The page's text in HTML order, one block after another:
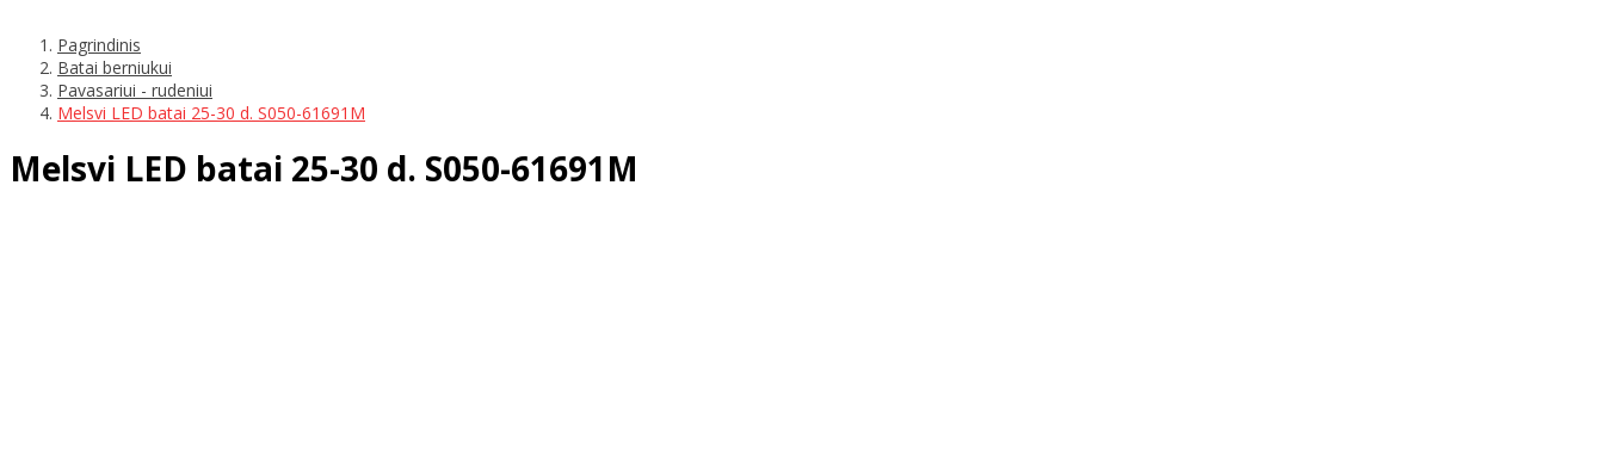
Pagrindinis
Batai berniukui
Pavasariui - rudeniui
Melsvi LED batai 25-30 d. S050-61691M
Melsvi LED batai 25-30 d. S050-61691M